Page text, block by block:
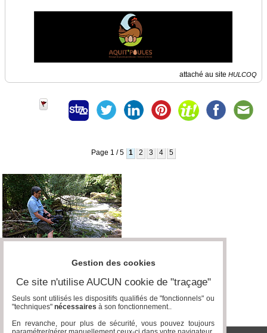
attaché au site HULCOQ
Page 1 / 5 1 2 3 4 5
Gestion des cookies
Ce site n'utilise AUCUN cookie de "traçage"
Seuls sont utilisés les dispositifs qualifiés de "fonctionnels" ou
"techniques" nécessaires à son fonctionnement..
En revanche, pour plus de sécurité, vous pouvez toujours